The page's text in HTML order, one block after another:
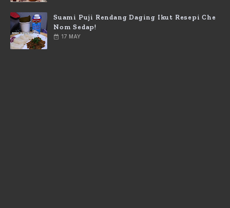
Suami Puji Rendang Daging Ikut Resepi Che
Nom Sedap!
17 MAY